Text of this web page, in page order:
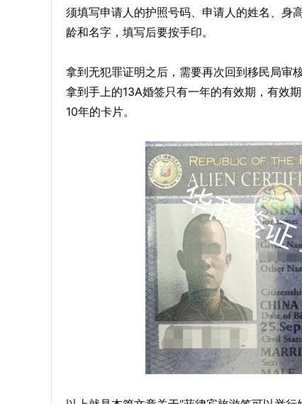
须填写申请人的护照号码、申请人的姓名、身
龄和名字，填写后要按手印。
拿到无犯罪证明之后，需要再次回到移民局审
拿到手上的13A婚签只有一年的有效期，有效
10年的卡片。